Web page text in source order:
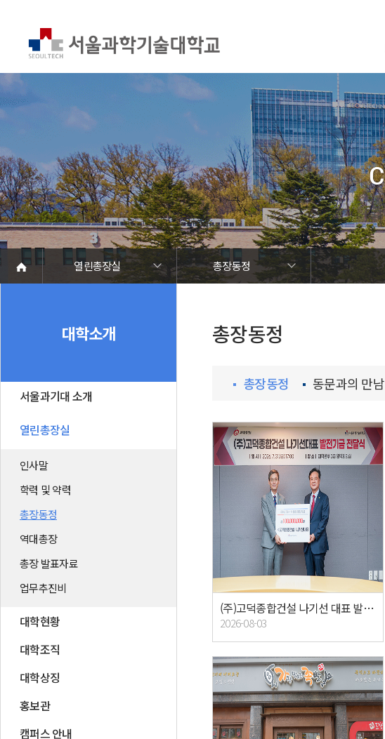
열린총장실
서울과기대 소개
열린총장실
대학현황
대학조직
대학상징
홍보관
캠퍼스 안내
학칙 및 규정
총장동정
인사말
학력 및 약력
총장동정
역대총장
총장 발표자료
업무추진비
대학소개
서울과기대 소개
열린총장실
인사말
학력 및 약력
총장동정
역대총장
총장 발표자료
업무추진비
대학현황
대학조직
대학상징
홍보관
캠퍼스 안내
총장동정
총장동정 동문과의 만남
(주)고덕종합건설 나기선 대표 발전기금 전달식
2026-08-03